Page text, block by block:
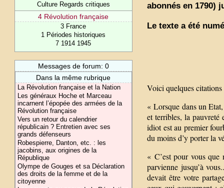
Culture Regards critiques
4 Révolution française
3 France
1 Périodes historiques
7 1914 1945
Messages de forum: 0
Dans la même rubrique
La Révolution française et la Nation
Les généraux Hoche et Marceau
incarnent l’épopée des armées de la
Révolution française
Vers un retour du calendrier
républicain ? Entretien avec ses
grands défenseurs
Robespierre, Danton, etc. : les
jacobins, aux origines de la
République
Olympe de Gouges et sa Déclaration
des droits de la femme et de la
citoyenne
abonnés en 1790)
Le texte a été
Voici quelques
« Lorsque dans un
et terribles, la pauvreté
idiot est au premier
du moins d’y porter la
« C’est pour vous que
parvienne jusqu’à
devait être votre